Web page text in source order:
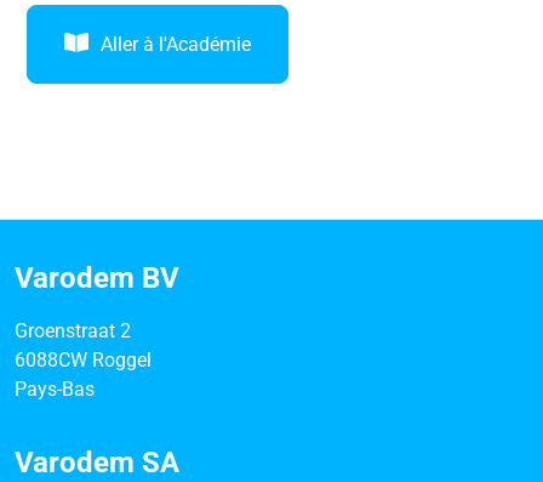
Aller à l'Académie
Varodem BV
Groenstraat 2
6088CW Roggel
Pays-Bas
Varodem SA